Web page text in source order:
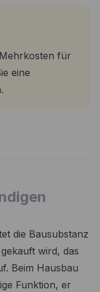
für
eine
die Bausubstanz
wird, das
Beim Hausbau
Funktion, er